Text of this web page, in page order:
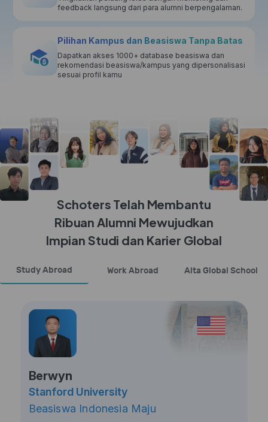
feedback langsung dari para alumni berpengalaman.
Pilihan Kampus dan Beasiswa Tanpa Batas
Dapatkan akses 1000+ database beasiswa dan
rekomendasi beasiswa/kampus yang dipersonalisasi
sesuai profil kamu
Schoters Telah Membantu
Ribuan Alumni Mewujudkan
Impian Studi dan Karier Global
Study Abroad Work Abroad Alta Global School
Berwyn
Stanford University
Beasiswa Indonesia Maju